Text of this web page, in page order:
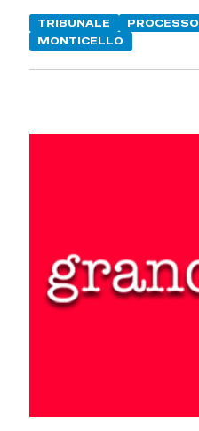
TRIBUNALE PROCESSO
MONTICELLO